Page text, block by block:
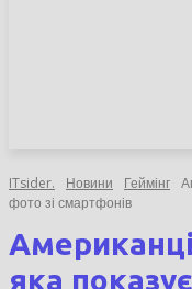
ITsider. Новини Геймінг
чужі фото зі смартфонів
яка